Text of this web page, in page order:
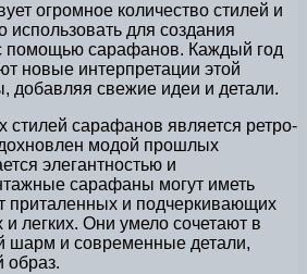
огромное количество стилей и
для создания
помощью сарафанов. Каждый год
новые интерпретации этой
добавляя свежие идеи и детали.
сарафанов является ретро-
модой прошлых
элегантностью и
сарафаны могут иметь
приталенных и подчеркивающих
легких. Они умело сочетают в
шарм и современные детали,
образ.